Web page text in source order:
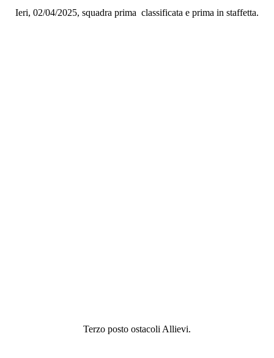
Ieri, 02/04/2025, squadra prima classificata e prima in staffetta.
Terzo posto ostacoli Allievi.